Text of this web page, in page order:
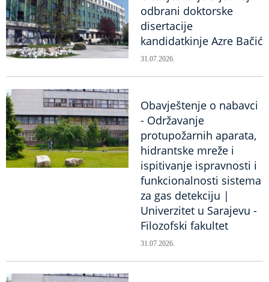
odbrani doktorske
disertacije
kandidatkinje Azre Bačić
31.07.2026.
Obavještenje o nabavci
- Održavanje
protupožarnih aparata,
hidrantske mreže i
ispitivanje ispravnosti i
funkcionalnosti sistema
za gas detekciju |
Univerzitet u Sarajevu -
Filozofski fakultet
31.07.2026.